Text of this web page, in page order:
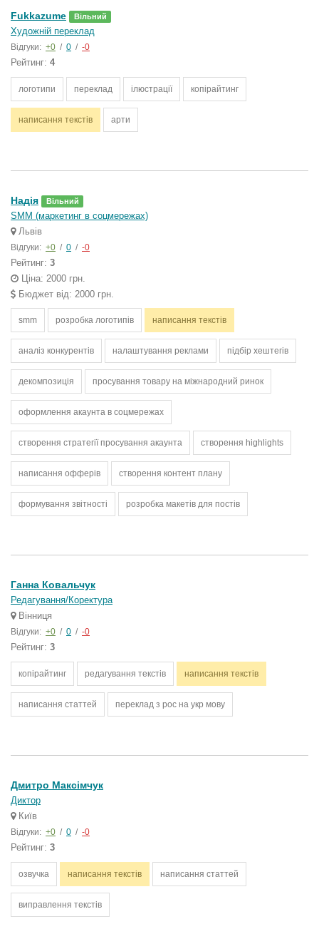
Fukkazume Вільний
Художній переклад
Відгуки: +0 / 0 / -0
Рейтинг: 4
логотипи переклад ілюстрації копірайтинг
написання текстів арти
Надія Вільний
SMM (маркетинг в соцмережах)
Львів
Відгуки: +0 / 0 / -0
Рейтинг: 3
Ціна: 2000 грн.
Бюджет від: 2000 грн.
smm розробка логотипів написання текстів
аналіз конкурентів налаштування реклами підбір хештегів
декомпозиція просування товару на міжнародний ринок
оформлення акаунта в соцмережах
створення стратегії просування акаунта створення highlights
написання офферів створення контент плану
формування звітності розробка макетів для постів
Ганна Ковальчук
Редагування/Коректура
Вінниця
Відгуки: +0 / 0 / -0
Рейтинг: 3
копірайтинг редагування текстів написання текстів
написання статтей переклад з рос на укр мову
Дмитро Максімчук
Диктор
Київ
Відгуки: +0 / 0 / -0
Рейтинг: 3
озвучка написання текстів написання статтей
виправлення текстів